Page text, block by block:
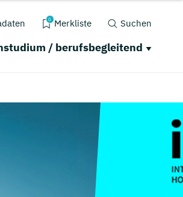
0 Merkliste Suchen
/ berufsbegleitend